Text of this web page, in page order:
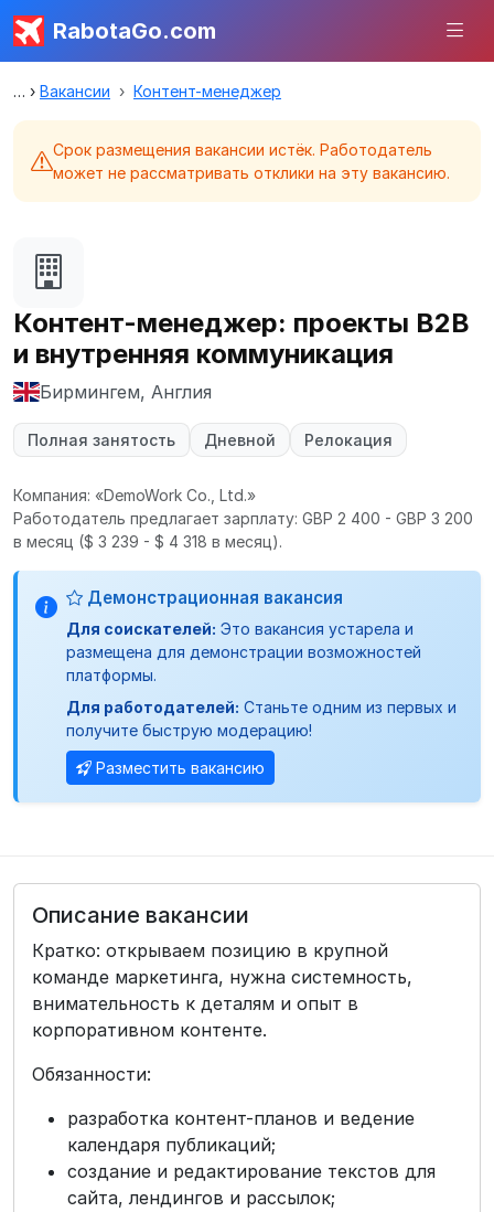
RabotaGo.com
Вакансии Контент-менеджер
Срок размещения вакансии истёк. Работодатель
может не рассматривать отклики на эту вакансию.
Контент-менеджер: проекты B2B
и внутренняя коммуникация
Бирмингем, Англия
Полная занятость Дневной Релокация
Компания: «DemoWork Co., Ltd.»
Работодатель предлагает зарплату: GBP 2 400 - GBP 3 200
в месяц ($ 3 239 - $ 4 318 в месяц).
Демонстрационная вакансия
Для соискателей: Это вакансия устарела и
размещена для демонстрации возможностей
платформы.
Для работодателей: Станьте одним из первых и
получите быструю модерацию!
Разместить вакансию
Описание вакансии
Кратко: открываем позицию в крупной
команде маркетинга, нужна системность,
внимательность к деталям и опыт в
корпоративном контенте.
Обязанности:
разработка контент-планов и ведение
календаря публикаций;
создание и редактирование текстов для
сайта, лендингов и рассылок;